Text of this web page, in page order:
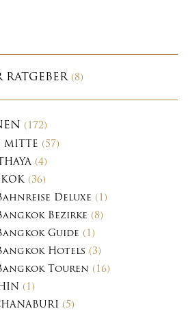
RATGEBER(8)
(172)
MITTE (57)
(4)
(36)
Deluxe (1)
Bezirke (8)
Guide (1)
Hotels (3)
Touren (16)
(1)
(5)